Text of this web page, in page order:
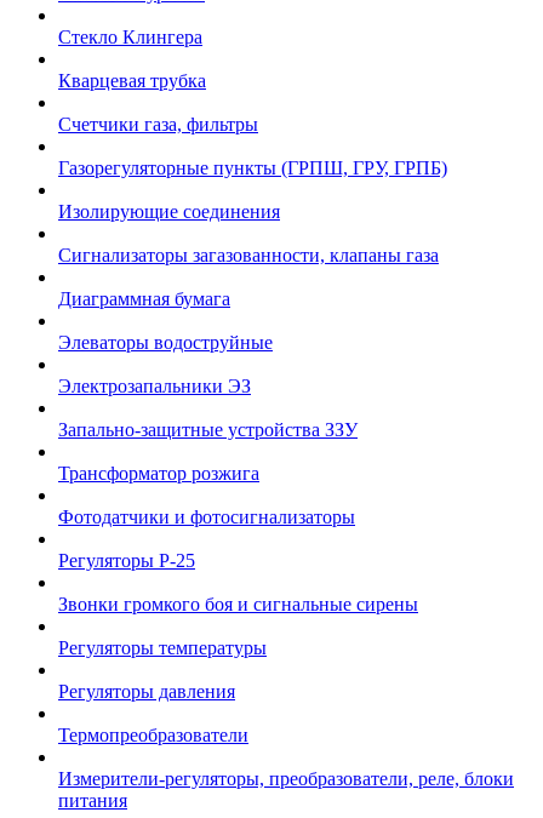
Стекло Клингера
Кварцевая трубка
Счетчики газа, фильтры
Газорегуляторные пункты (ГРПШ, ГРУ, ГРПБ)
Изолирующие соединения
Сигнализаторы загазованности, клапаны газа
Диаграммная бумага
Элеваторы водоструйные
Электрозапальники ЭЗ
Запально-защитные устройства ЗЗУ
Трансформатор розжига
Фотодатчики и фотосигнализаторы
Регуляторы Р-25
Звонки громкого боя и сигнальные сирены
Регуляторы температуры
Регуляторы давления
Термопреобразователи
Измерители-регуляторы, преобразователи, реле, блоки
питания